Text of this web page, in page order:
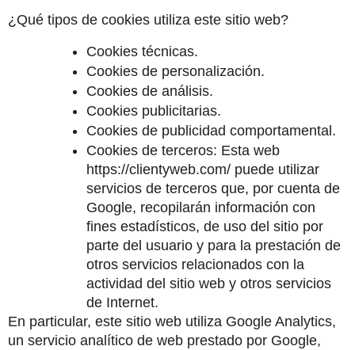
¿Qué tipos de cookies utiliza este sitio web?
Cookies técnicas.
Cookies de personalización.
Cookies de análisis.
Cookies publicitarias.
Cookies de publicidad comportamental.
Cookies de terceros: Esta web
https://clientyweb.com/ puede utilizar
servicios de terceros que, por cuenta de
Google, recopilarán información con
fines estadísticos, de uso del sitio por
parte del usuario y para la prestación de
otros servicios relacionados con la
actividad del sitio web y otros servicios
de Internet.
En particular, este sitio web utiliza Google Analytics,
un servicio analítico de web prestado por Google,